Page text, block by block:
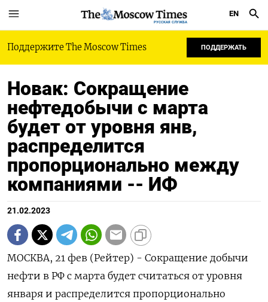
РУССКАЯ СЛУЖБА
EN
Поддержите The Moscow Times ПОДДЕРЖАТЬ
Новак: Сокращение
нефтедобычи с марта
будет от уровня янв,
распределится
пропорционально между
компаниями -- ИФ
21.02.2023
МОСКВА, 21 фев (Рейтер) - Сокращение добычи
нефти в РФ с марта будет считаться от уровня
января и распределится пропорционально